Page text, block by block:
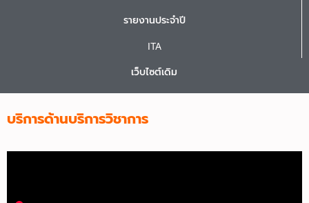
รายงานประจำปี
ITA
เว็บไซต์เดิม
บริการด้านบริการวิชาการ